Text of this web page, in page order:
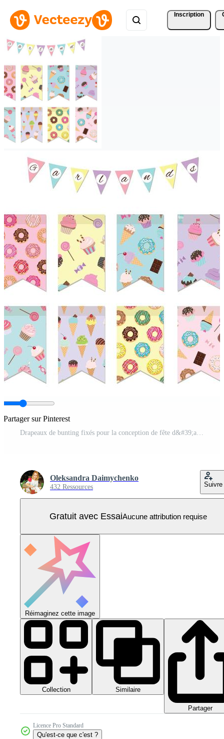
Inscription
Partager sur Pinterest
Drapeaux de bunting fixés pour la conception de fête d&#39;anniversaire. Vecteur Pro
Oleksandra Daimychenko
432 Ressources Suivre
Gratuit avec EssaiAucune attribution requise
Réimaginez cette image
Collection Similaire
Partager
Licence Pro Standard
Qu'est-ce que c'est ?